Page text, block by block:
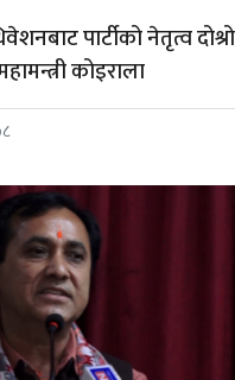
पार्टीको नेतृत्व दोश्रो
कोइराला